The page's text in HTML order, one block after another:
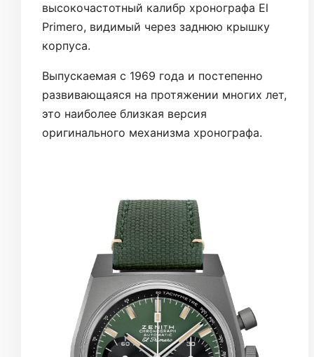
высокочастотный калибр хронографа El
Primero, видимый через заднюю крышку
корпуса.
Выпускаемая с 1969 года и постепенно
развивающаяся на протяжении многих лет,
это наиболее близкая версия
оригинального механизма хронографа.